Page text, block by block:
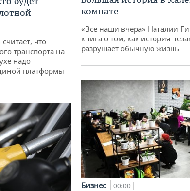
что
транспорта на
надо
платформы
комнате
«Все наши вчера» Наталии
книга о том, как история
разрушает обычную жизнь
Бизнес 00:00